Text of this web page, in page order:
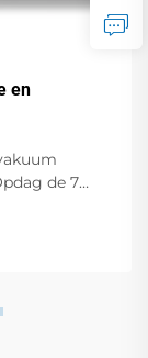
en
de 7